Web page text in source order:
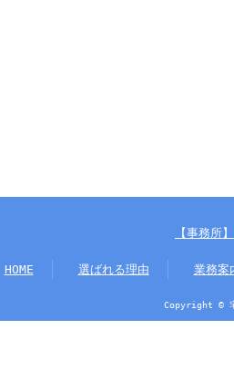
【事務所
HOME 選ばれる理由 業務案
Copyright ©